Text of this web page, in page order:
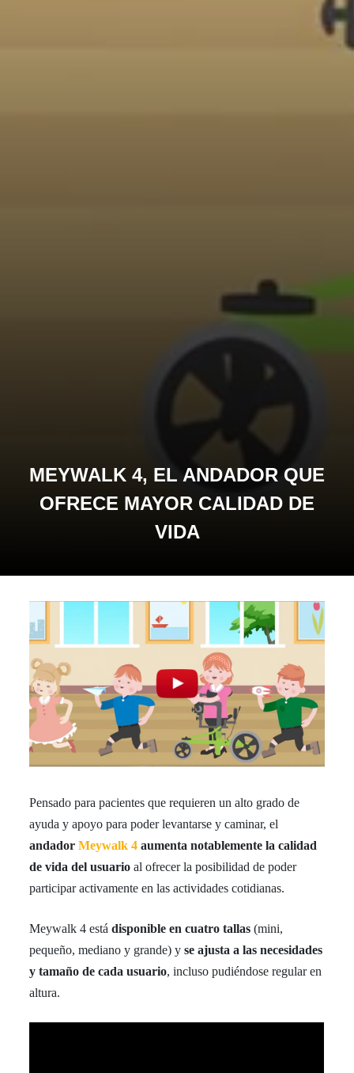
MEYWALK 4, EL ANDADOR QUE
OFRECE MAYOR CALIDAD DE
VIDA
Pensado para pacientes que requieren un alto grado de
ayuda y apoyo para poder levantarse y caminar, el
andadorMeywalk 4 aumenta notablemente la calidad
de vida del usuario al ofrecer la posibilidad de poder
participar activamente en las actividades cotidianas.
Meywalk 4 estádisponible en cuatro tallas (mini,
pequeño, mediano y grande) yse ajusta a las necesidades
y tamaño de cada usuario, incluso pudiéndose regular en
altura.